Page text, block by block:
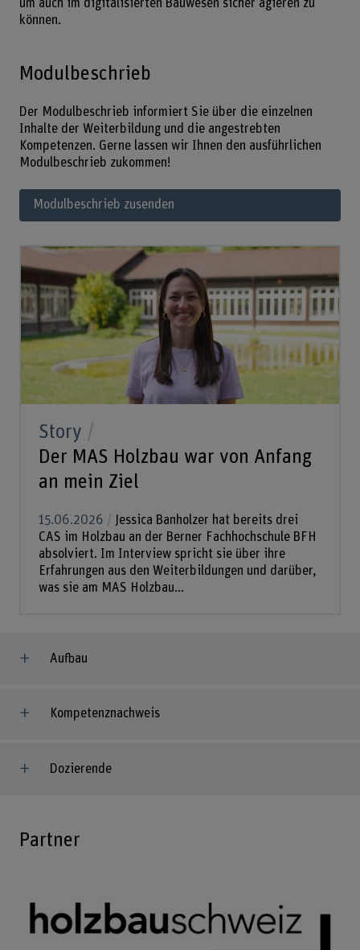
um auch im digitalisierten Bauwesen sicher agieren zu
können.
Modulbeschrieb
Der Modulbeschrieb informiert Sie über die einzelnen
Inhalte der Weiterbildung und die angestrebten
Kompetenzen. Gerne lassen wir Ihnen den ausführlichen
Modulbeschrieb zukommen!
Modulbeschrieb zusenden
Story
Der MAS Holzbau war von Anfang
an mein Ziel
15.06.2026
Jessica Banholzer hat bereits drei
CAS im Holzbau an der Berner Fachhochschule BFH
absolviert. Im Interview spricht sie über ihre
Erfahrungen aus den Weiterbildungen und darüber,
was sie am MAS Holzbau...
Aufbau
Kompetenznachweis
Dozierende
Partner